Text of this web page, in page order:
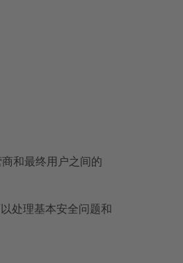
和最终用户之间的
处理基本安全问题和